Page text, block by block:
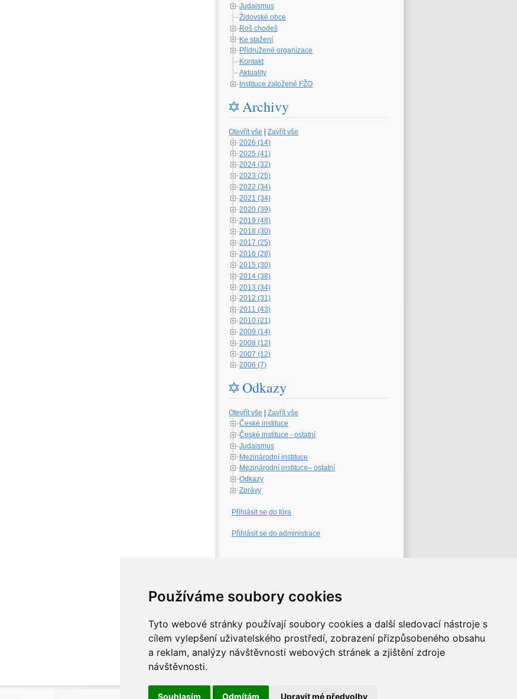
Používáme soubory cookies
Tyto webové stránky používají soubory cookies a další sledovací nástroje s
cílem vylepšení uživatelského prostředí, zobrazení přizpůsobeného obsahu
a reklam, analýzy návštěvnosti webových stránek a zjištění zdroje
návštěvnosti.
Souhlasím Odmítám Upravit mé předvolby
Judaismus
Židovské obce
Roš chodeš
Ke stažení
Přidružené organizace
Kontakt
Aktuality
Instituce založené FŽO
Archivy
Otevřít vše | Zavřít vše
2026 (14)
2025 (41)
2024 (32)
2023 (25)
2022 (34)
2021 (34)
2020 (39)
2019 (48)
2018 (30)
2017 (25)
2016 (28)
2015 (30)
2014 (38)
2013 (34)
2012 (31)
2011 (43)
2010 (21)
2009 (14)
2008 (12)
2007 (12)
2006 (7)
Odkazy
Otevřít vše
Zavřít vše
České instituce
České instituce - ostatní
Judaismus
Mezinárodní instituce
Mezinárodní instituce– ostatní
Odkazy
Zprávy
Přihlásit se do fóra
Přihlásit se do administrace